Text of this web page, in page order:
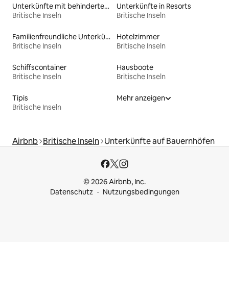
Unterkünfte mit behindertengerechtem Bett
Britische Inseln
Unterkünfte in Resorts
Britische Inseln
Familienfreundliche Unterkünfte
Britische Inseln
Hotelzimmer
Britische Inseln
Schiffscontainer
Britische Inseln
Hausboote
Britische Inseln
Tipis
Britische Inseln
Mehr anzeigen
Airbnb Britische Inseln Unterkünfte auf Bauernhöfen
© 2026 Airbnb, Inc.
Datenschutz
Nutzungsbedingungen